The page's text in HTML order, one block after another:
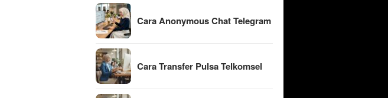
Cara Anonymous Chat Telegram
Cara Transfer Pulsa Telkomsel